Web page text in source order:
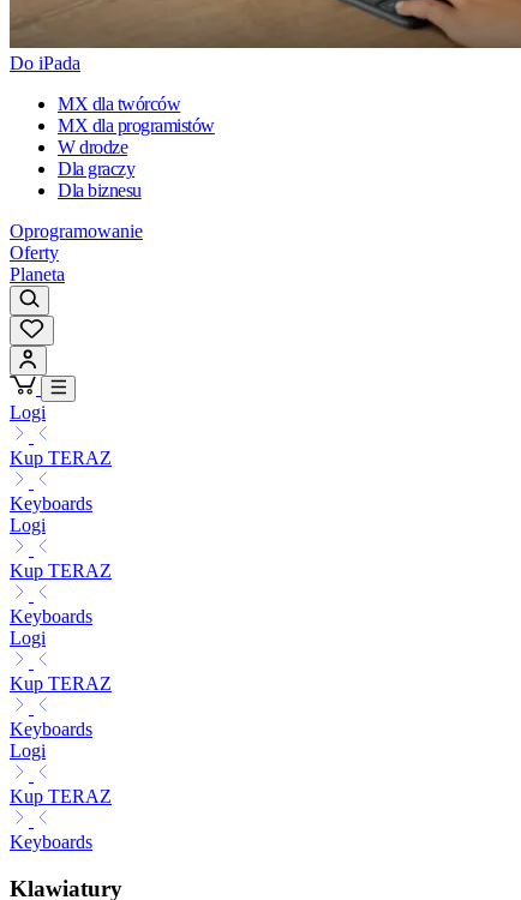
Do iPada
MX dla twórców
MX dla programistów
W drodze
Dla graczy
Dla biznesu
Oprogramowanie
Oferty
Planeta
Logi
Kup TERAZ
Keyboards
Logi
Kup TERAZ
Keyboards
Logi
Kup TERAZ
Keyboards
Logi
Kup TERAZ
Keyboards
Klawiatury